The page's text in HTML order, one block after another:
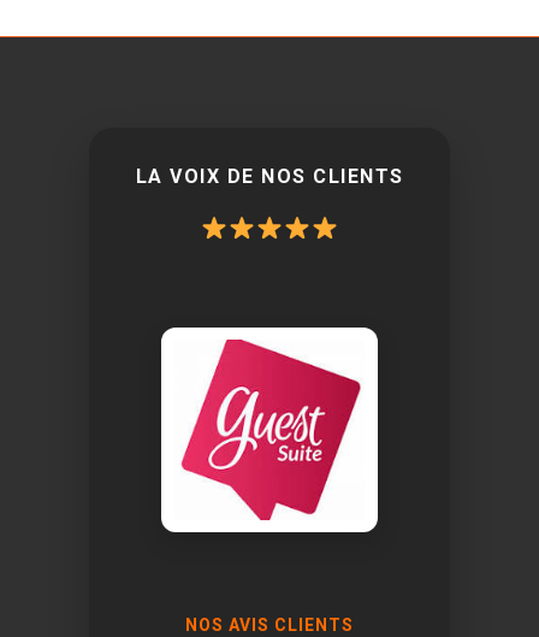
LA VOIX DE NOS CLIENTS
NOS AVIS CLIENTS